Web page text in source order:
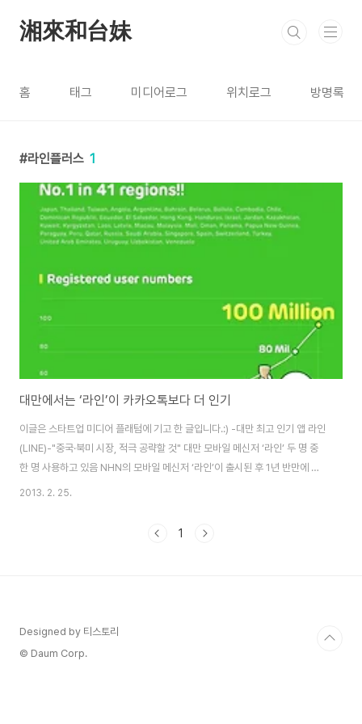
湘來和台妹
홈 태그 미디어로그 위치로그 방명록
라인플러스 1
대만에서는 ‘라인’이 카카오톡보다 더 인기
이글은 스타트업 미디어 플래텀에 기고 한 글입니다.:) -대만 최고 인기 앱 라인
(LINE)-"중국·북미 시장, 적극 공략할 것" 대만 모바일 메신저 ‘라인’ 두 명 중
한 명 사용하고 있음 NHN의 모바일 메신저 ‘라인’이 출시된 후 1년 반만에 이
용자 수가 1억 명을 돌파했다. 2011년에 출시된 글로벌 모바일 메신저 서비스
의 이용자를 확보하고 있어 관심이 집중되고 있다. 서비스 시작 후 약 1년 7개
2013. 2. 25.
1
Designed by 티스토리
© Daum Corp.